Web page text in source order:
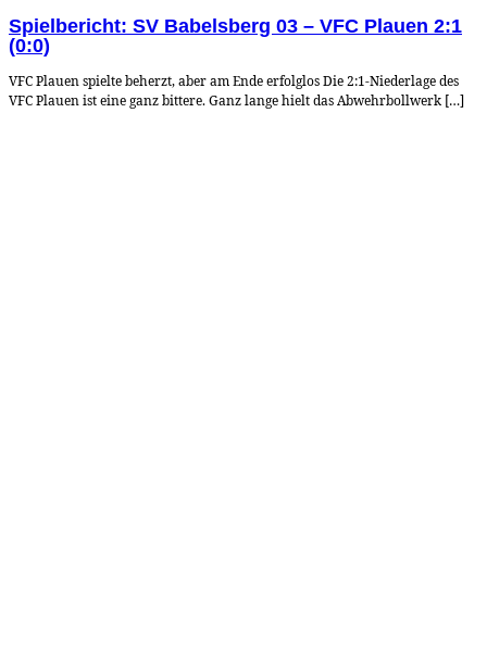
Spielbericht: SV Babelsberg 03 – VFC Plauen 2:1
(0:0)
VFC Plauen spielte beherzt, aber am Ende erfolglos Die 2:1-Niederlage des
VFC Plauen ist eine ganz bittere. Ganz lange hielt das Abwehrbollwerk […]